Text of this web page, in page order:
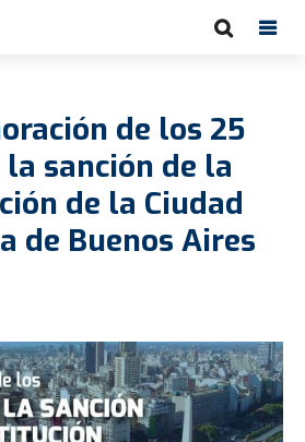
de los 25
la sanción de la
de la Ciudad
de Buenos Aires